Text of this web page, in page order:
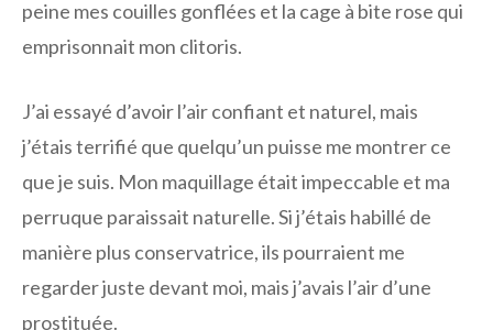
peine mes couilles gonflées et la cage à bite rose qui
emprisonnait mon clitoris.
J’ai essayé d’avoir l’air confiant et naturel, mais
j’étais terrifié que quelqu’un puisse me montrer ce
que je suis. Mon maquillage était impeccable et ma
perruque paraissait naturelle. Si j’étais habillé de
manière plus conservatrice, ils pourraient me
regarder juste devant moi, mais j’avais l’air d’une
prostituée.